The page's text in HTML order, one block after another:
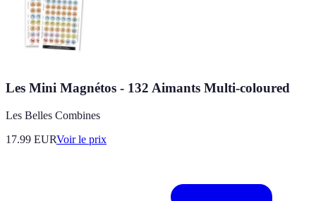
Les Mini Magnétos - 132 Aimants Multi-coloured
Les Belles Combines
17.99 EURVoir le prix